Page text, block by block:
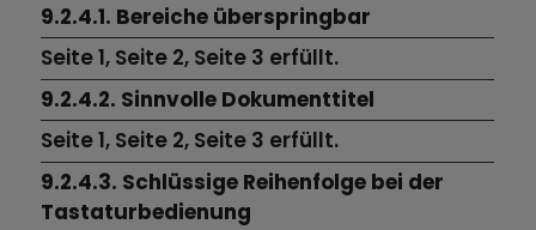
9.2.4.1. Bereiche überspringbar
Seite 1, Seite 2, Seite 3 erfüllt.
9.2.4.2. Sinnvolle Dokumenttitel
Seite 1, Seite 2, Seite 3 erfüllt.
9.2.4.3. Schlüssige Reihenfolge bei der
Tastaturbedienung